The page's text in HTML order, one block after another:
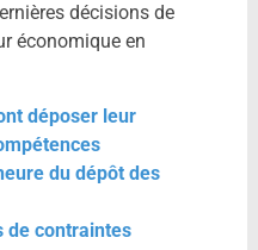
décisions de
économique en
déposer leur
du dépôt des
de contraintes